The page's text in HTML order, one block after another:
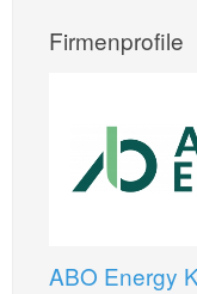
Firmenprofile
ABO Energy